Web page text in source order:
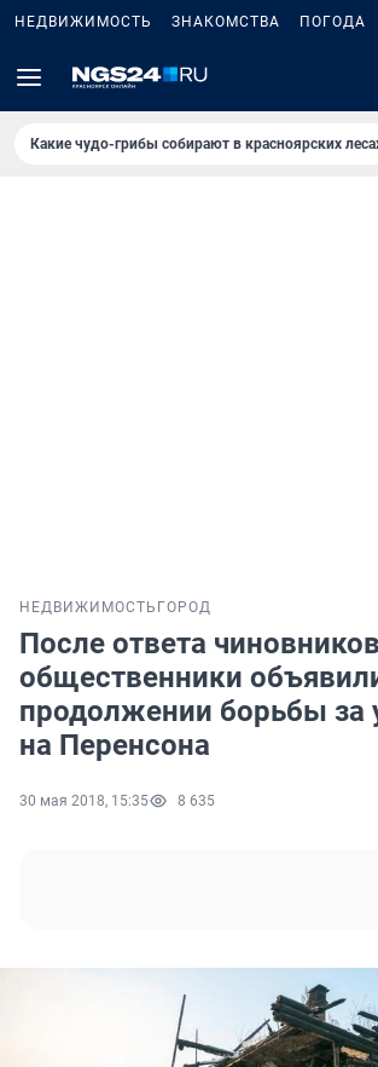
НЕДВИЖИМОСТЬ ЗНАКОМСТВА ПОГОДА
Какие чудо-грибы собирают в красноярских
НЕДВИЖИМОСТЬ ГОРОД
После ответа чиновников
общественники
продолжении борьбы за
на Перенсона
30 мая 2018, 15:35 8 635